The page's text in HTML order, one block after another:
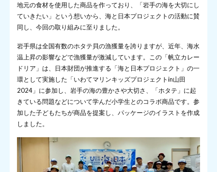
地元の食材を使用した商品を作っており、「岩手の海を大切にし
ていきたい」という想いから、海と日本プロジェクトの活動に賛
同し、今回の取り組みに至りました。
岩手県は全国有数のホタテ貝の漁獲量を誇りますが、近年、海水
温上昇の影響などで漁獲量が激減しています。この「帆立カレー
ドリア」は、日本財団が推進する「海と日本プロジェクト」の一
環として実施した「いわてマリンキッズプロジェクトin山田
2024」に参加し、岩手の海の豊かさや大切さ、「ホタテ」に起
きている問題などについて学んだ小学生とのコラボ商品です。参
加した子どもたちが商品を提案し、パッケージのイラストを作成
しました。